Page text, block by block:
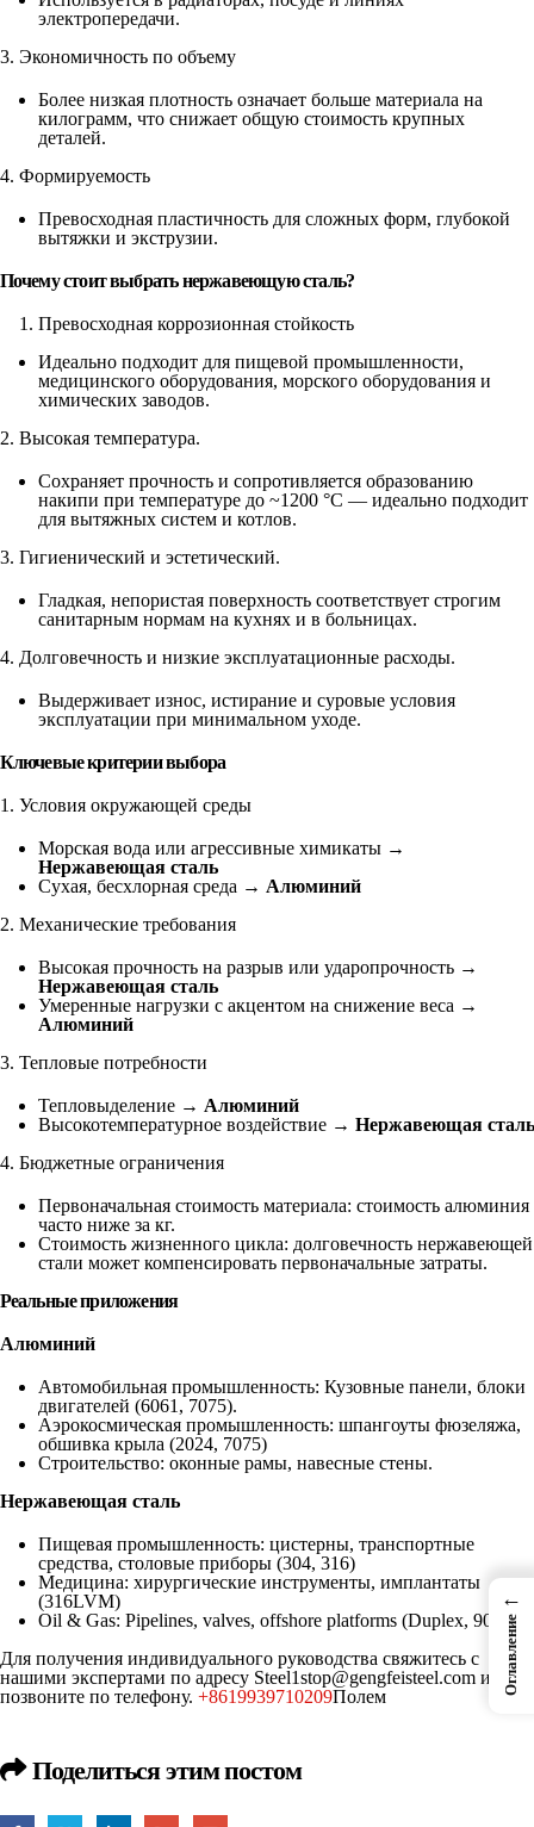
электропередачи.
3. Экономичность по объему
Более низкая плотность означает больше материала на
килограмм, что снижает общую стоимость крупных
деталей.
4. Формируемость
Превосходная пластичность для сложных форм, глубокой
вытяжки и экструзии.
Почему стоит выбрать нержавеющую сталь?
Превосходная коррозионная стойкость
Идеально подходит для пищевой промышленности,
медицинского оборудования, морского оборудования и
химических заводов.
2. Высокая температура.
Сохраняет прочность и сопротивляется образованию
накипи при температуре до ~1200 °C — идеально подходит
для вытяжных систем и котлов.
3. Гигиенический и эстетический.
Гладкая, непористая поверхность соответствует строгим
санитарным нормам на кухнях и в больницах.
4. Долговечность и низкие эксплуатационные расходы.
Выдерживает износ, истирание и суровые условия
эксплуатации при минимальном уходе.
Ключевые критерии выбора
1. Условия окружающей среды
Морская вода или агрессивные химикаты →
Нержавеющая сталь
Сухая, бесхлорная среда → Алюминий
2. Механические требования
Высокая прочность на разрыв или ударопрочность →
Нержавеющая сталь
Умеренные нагрузки с акцентом на снижение веса →
Алюминий
3. Тепловые потребности
Тепловыделение → Алюминий
Высокотемпературное воздействие → Нержавеющая сталь
4. Бюджетные ограничения
Первоначальная стоимость материала: стоимость алюминия
часто ниже за кг.
Стоимость жизненного цикла: долговечность нержавеющей
стали может компенсировать первоначальные затраты.
Реальные приложения
Алюминий
Автомобильная промышленность: Кузовные панели, блоки
двигателей (6061, 7075).
Аэрокосмическая промышленность: шпангоуты фюзеляжа,
обшивка крыла (2024, 7075)
Строительство: оконные рамы, навесные стены.
Нержавеющая сталь
Пищевая промышленность: цистерны, транспортные
средства, столовые приборы (304, 316)
Медицина: хирургические инструменты, имплантаты
(316LVM)
Oil & Gas: Pipelines, valves, offshore platforms (Duplex, 904L)
Для получения индивидуального руководства свяжитесь с
нашими экспертами по адресу Steel1stop@gengfeisteel.comили
позвоните по телефону. +8619939710209Полем
Поделиться этим постом
←
Оглавление